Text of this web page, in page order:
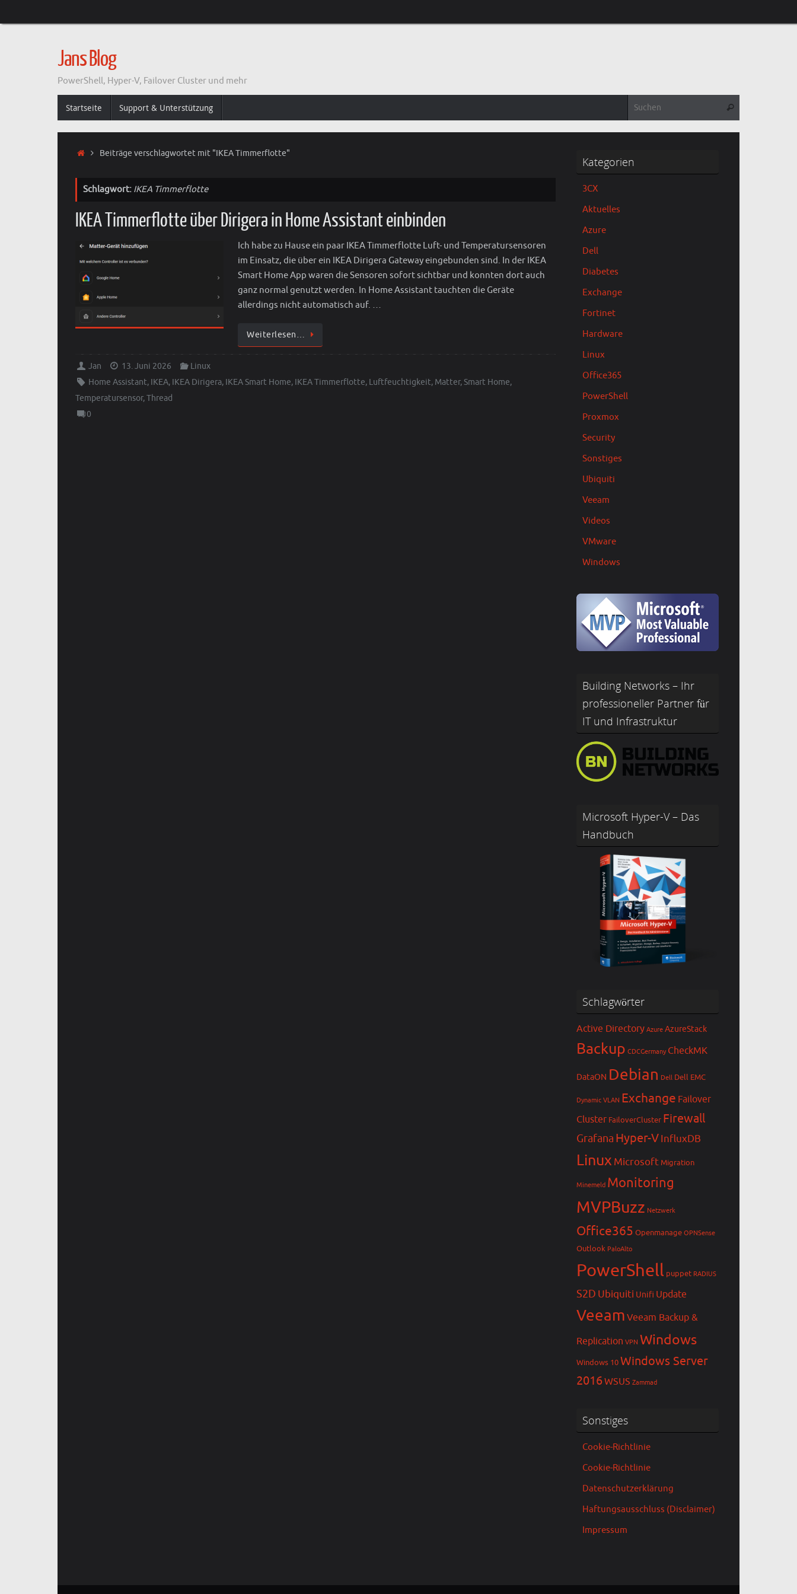
Inhalt
Jans Blog
PowerShell, Hyper-V, Failover Cluster und mehr
Inhalt
Startseite Support & Unterstützung Suchen
StartBeiträge verschlagwortet mit "IKEA Timmerflotte"
Schlagwort: IKEA Timmerflotte
IKEA Timmerflotte über Dirigera in Home Assistant einbinden
Ich habe zu Hause ein paar IKEA Timmerflotte Luft- und Temperatursensoren
im Einsatz, die über ein IKEA Dirigera Gateway eingebunden sind. In der IKEA
Smart Home App waren die Sensoren sofort sichtbar und konnten dort auch
ganz normal genutzt werden. In Home Assistant tauchten die Geräte
allerdings nicht automatisch auf. …
Weiterlesen…
Jan 13. Juni 2026
Linux
Home Assistant, IKEA, IKEA Dirigera, IKEA Smart Home, IKEA Timmerflotte, Luftfeuchtigkeit, Matter, Smart Home,
Temperatursensor,Thread
0
Kategorien
3CX
Aktuelles
Azure
Dell
Diabetes
Exchange
Fortinet
Hardware
Linux
Office365
PowerShell
Proxmox
Security
Sonstiges
Ubiquiti
Veeam
Videos
VMware
Windows
Building Networks – Ihr
professioneller Partner für
IT und Infrastruktur
Microsoft Hyper-V – Das
Handbuch
Schlagwörter
Active Directory Azure AzureStack
Backup CDCGermany CheckMK
DataON Debian Dell Dell EMC
Dynamic VLAN Exchange Failover
Cluster FailoverCluster Firewall
Grafana Hyper-VInfluxDB
Linux Microsoft Migration
Minemeld Monitoring
MVPBuzz Netzwerk
Office365 Openmanage OPNSense
Outlook PaloAlto
PowerShell puppet RADIUS
S2D Ubiquiti Unifi Update
Veeam Veeam Backup &
Replication VPN Windows
Windows 10Windows Server
2016WSUS Zammad
Sonstiges
Cookie-Richtlinie
Cookie-Richtlinie
Datenschutzerklärung
Haftungsausschluss (Disclaimer)
Impressum